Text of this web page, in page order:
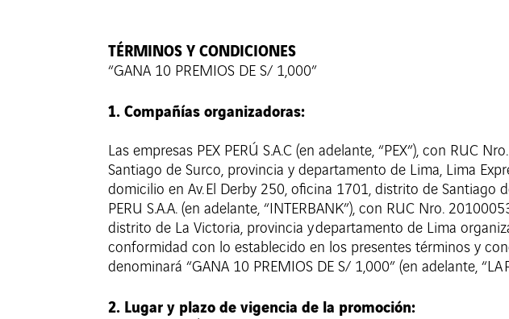
TÉRMINOS Y CONDICIONES
“GANA 10 PREMIOS DE S/ 1,000”
1. Compañías organizadoras:
Las empresas PEX PERÚ S.A.C (en adelante, “PEX”), con
Santiago de Surco, provincia y departamento de Lima, Lima
domicilio en Av. El Derby 250, oficina 1701, distrito de Santiago
PERU S.A.A. (en adelante, “INTERBANK”), con RUC Nro.
distrito de La Victoria, provincia y departamento de Lima
conformidad con lo establecido en los presentes términos y
denominará “GANA 10 PREMIOS DE S/ 1,000” (en adelante, “LA
2. Lugar y plazo de vigencia de la promoción: